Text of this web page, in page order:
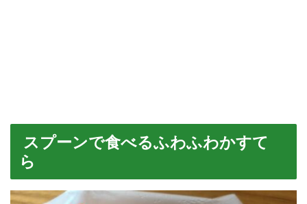
スプーンで食べるふわふわかすて
ら